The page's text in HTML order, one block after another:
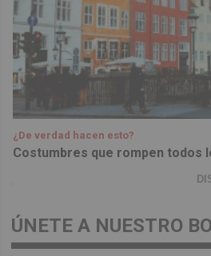
¿De verdad hacen esto?
Costumbres que rompen todos
ÚNETE A NUESTRO